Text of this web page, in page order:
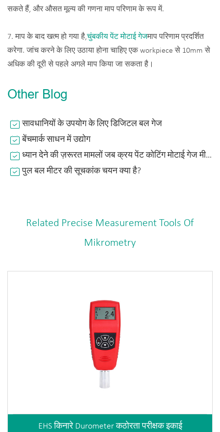
सकते हैं, और औसत मूल्य की गणना माप परिणाम के रूप में.
7. माप के बाद खत्म हो गया है,चुंबकीय पेंट मोटाई गेजमाप परिणाम प्रदर्शित
करेगा. जांच करने के लिए उठाया होना चाहिए एक workpiece से 10mm से
अधिक की दूरी से पहले अगले माप किया जा सकता है।
Other Blog
सावधानियों के उपयोग के लिए डिजिटल बल गेज
बेंचमार्क साधन में उद्योग
ध्यान देने की ज़रूरत मामलों जब क्रय पेंट कोटिंग मोटाई गेज मीटर
पुल बल मीटर की सूचकांक चयन क्या है?
Related Precise Measurement Tools Of
Mikrometry
EHS किनारे Durometer कठोरता परीक्षक इकाई